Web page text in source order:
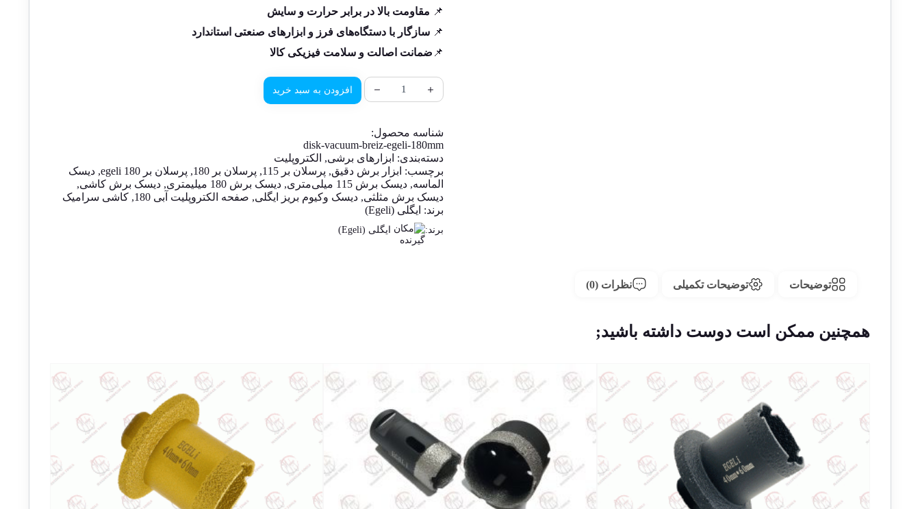
📌 مقاومت بالا در برابر حرارت و سایش
📌 سازگار با دستگاه‌های فرز و ابزارهای صنعتی استاندارد
📌 ضمانت اصالت و سلامت فیزیکی کالا
افزودن به سبد خرید
شناسه محصول:
disk-vacuum-breiz-egeli-180mm
دسته‌بندی: ابزارهای برشی, الکتروپلیت
برچسب: ابزار برش دقیق, پرسلان بر 115 , پرسلان بر 180 , پرسلان بر 180 egeli , دیسک
الماسه, دیسک برش 115 میلی‌متری , دیسک برش 180 میلیمتری , دیسک برش کاشی,
دیسک برش مثلثی, دیسک وکیوم بریز ایگلی, صفحه الکتروپلیت آبی 180 , کاشی سرامیک
برند: ایگلی (Egeli)
برند: ایگلی (Egeli)
توضیحات توضیحات تکمیلی نظرات (0)
همچنین ممکن است دوست داشته باشید;